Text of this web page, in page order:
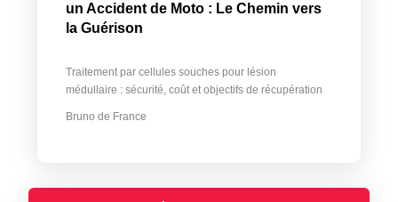
un Accident de Moto : Le Chemin vers
la Guérison
Traitement par cellules souches pour lésion
médullaire : sécurité, coût et objectifs de récupération
Bruno de France